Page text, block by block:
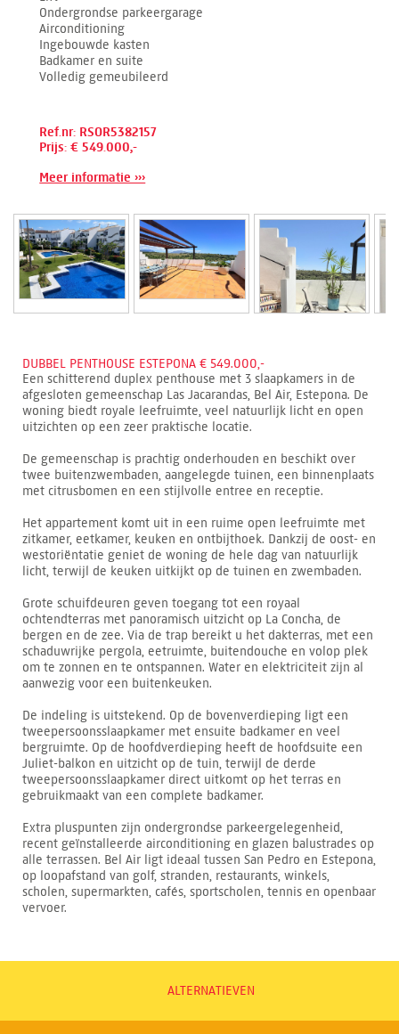
Ondergrondse parkeergarage
Airconditioning
Ingebouwde kasten
Badkamer en suite
Volledig gemeubileerd
Ref.nr: RSOR5382157
Prijs: € 549.000,-
Meer informatie ›››
DUBBEL PENTHOUSE ESTEPONA € 549.000,-
Een schitterend duplex penthouse met 3 slaapkamers in de
afgesloten gemeenschap Las Jacarandas, Bel Air, Estepona. De
woning biedt royale leefruimte, veel natuurlijk licht en open
uitzichten op een zeer praktische locatie.
De gemeenschap is prachtig onderhouden en beschikt over
twee buitenzwembaden, aangelegde tuinen, een binnenplaats
met citrusbomen en een stijlvolle entree en receptie.
Het appartement komt uit in een ruime open leefruimte met
zitkamer, eetkamer, keuken en ontbijthoek. Dankzij de oost- en
westoriëntatie geniet de woning de hele dag van natuurlijk
licht, terwijl de keuken uitkijkt op de tuinen en zwembaden.
Grote schuifdeuren geven toegang tot een royaal
ochtendterras met panoramisch uitzicht op La Concha, de
bergen en de zee. Via de trap bereikt u het dakterras, met een
schaduwrijke pergola, eetruimte, buitendouche en volop plek
om te zonnen en te ontspannen. Water en elektriciteit zijn al
aanwezig voor een buitenkeuken.
De indeling is uitstekend. Op de bovenverdieping ligt een
tweepersoonsslaapkamer met ensuite badkamer en veel
bergruimte. Op de hoofdverdieping heeft de hoofdsuite een
Juliet-balkon en uitzicht op de tuin, terwijl de derde
tweepersoonsslaapkamer direct uitkomt op het terras en
gebruikmaakt van een complete badkamer.
Extra pluspunten zijn ondergrondse parkeergelegenheid,
recent geïnstalleerde airconditioning en glazen balustrades op
alle terrassen. Bel Air ligt ideaal tussen San Pedro en Estepona,
op loopafstand van golf, stranden, restaurants, winkels,
scholen, supermarkten, cafés, sportscholen, tennis en openbaar
vervoer.
ALTERNATIEVEN